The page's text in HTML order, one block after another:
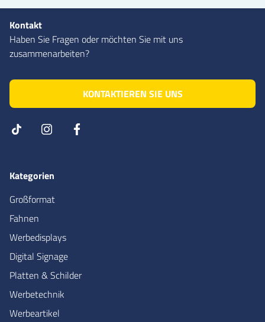
Kontakt
Haben Sie Fragen oder möchten Sie mit uns
zusammenarbeiten?
KONTAKTIEREN SIE UNS
Kategorien
Großformat
Fahnen
Werbedisplays
Digital Signage
Platten & Schilder
Werbetechnik
Werbeartikel